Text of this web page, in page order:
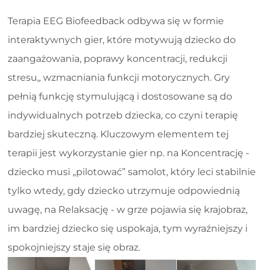
Terapia EEG Biofeedback odbywa się w formie
interaktywnych gier, które motywują dziecko do
zaangażowania, poprawy koncentracji, redukcji
stresu,, wzmacniania funkcji motorycznych. Gry
pełnią funkcję stymulującą i dostosowane są do
indywidualnych potrzeb dziecka, co czyni terapię
bardziej skuteczną. Kluczowym elementem tej
terapii jest wykorzystanie gier np. na Koncentrację -
dziecko musi „pilotować” samolot, który leci stabilnie
tylko wtedy, gdy dziecko utrzymuje odpowiednią
uwagę, na Relaksację - w grze pojawia się krajobraz,
im bardziej dziecko się uspokaja, tym wyraźniejszy i
spokojniejszy staje się obraz.